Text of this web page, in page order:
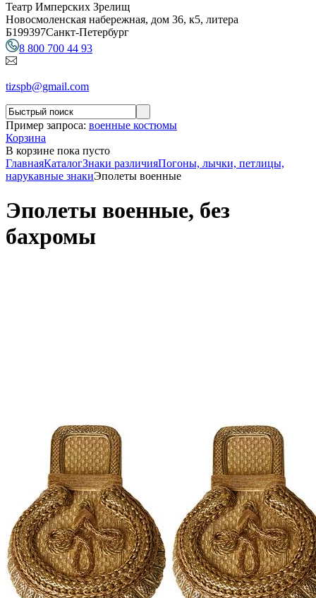
Театр Имперских Зрелищ
Новосмоленская набережная, дом 36, к5, литера
Б199397Санкт-Петербург
8 800 700 44 93
tizspb@gmail.com
Пример запроса: военные костюмы
Корзина
В корзине пока пусто
ГлавнаяКаталогЗнаки различияПогоны, лычки, петлицы,
нарукавные знакиЭполеты военные
Эполеты военные, без
бахромы